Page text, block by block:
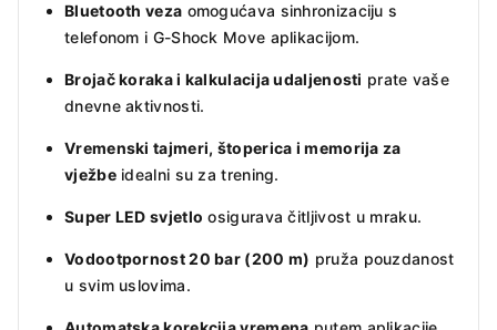
Bluetooth veza omogućava sinhronizaciju s
telefonom i G-Shock Move aplikacijom.
Brojač koraka i kalkulacija udaljenosti prate vaše
dnevne aktivnosti.
Vremenski tajmeri, štoperica i memorija za
vježbeidealni su za trening.
Super LED svjetlo osigurava čitljivost u mraku.
Vodootpornost 20 bar (200 m) pruža pouzdanost
u svim uslovima.